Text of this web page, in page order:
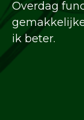
beter.